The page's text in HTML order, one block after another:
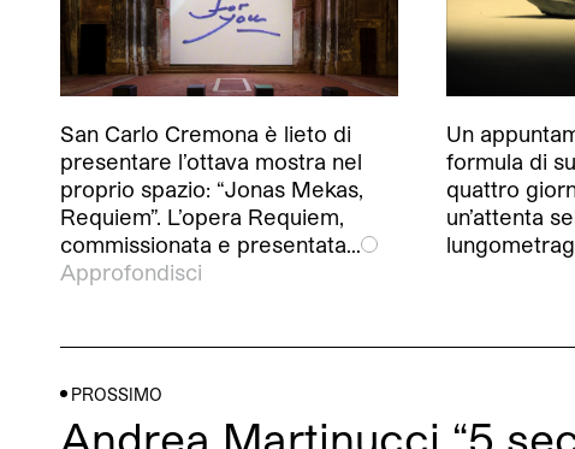
San Carlo Cremona è lieto di
presentare l’ottava mostra nel
proprio spazio: “Jonas Mekas,
Requiem”. L’opera Requiem,
commissionata e presentata…
Approfondisci
Un
formula di
quattro
un’attenta
PROSSIMO
Andrea Martinucci “5